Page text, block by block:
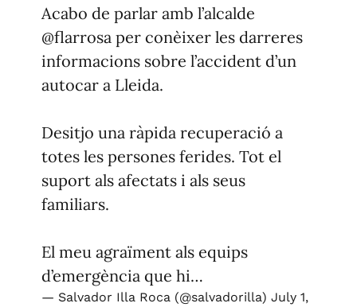
Acabo de parlar amb l’alcalde
@flarrosa per conèixer les darreres
informacions sobre l’accident d’un
autocar a Lleida.
Desitjo una ràpida recuperació a
totes les persones ferides. Tot el
suport als afectats i als seus
familiars.
El meu agraïment als equips
d’emergència que hi…
— Salvador Illa Roca (@salvadorilla) July 1,